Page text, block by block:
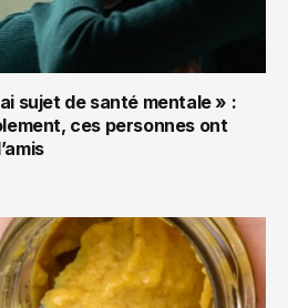
sujet de santé mentale » :
ces personnes ont